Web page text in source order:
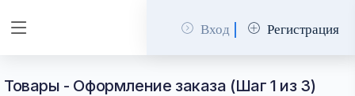
Вход Регистрация
Товары - Оформление заказа (Шаг 1 из 3)